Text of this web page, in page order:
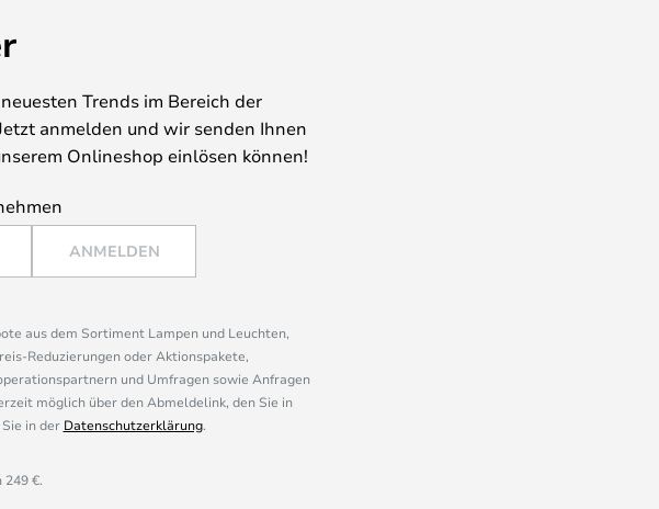
Trends im Bereich der
anmelden und wir senden Ihnen
Onlineshop einlösen können!
ANMELDEN
aus dem Sortiment Lampen und Leuchten,
Reduzierungen oder Aktionspakete,
und Umfragen sowie Anfragen
möglich über den Abmeldelink, den Sie in
in der Datenschutzerklärung.
€.